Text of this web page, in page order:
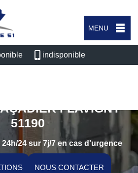
MENU
indisponible
FLAVIGNY
51190
24 sur 7j/7 en cas d'urgence
NOUS CONTACTER